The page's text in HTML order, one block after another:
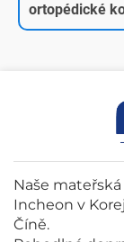
ortopédické
Naše
Incheon v
Číně.